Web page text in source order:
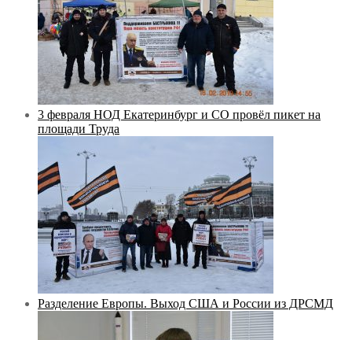
3 февраля НОД Екатеринбург и СО провёл пикет на
площади Труда
Разделение Европы. Выход США и России из ДРСМД